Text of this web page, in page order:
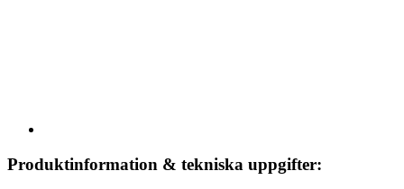
Produktinformation & tekniska uppgifter: